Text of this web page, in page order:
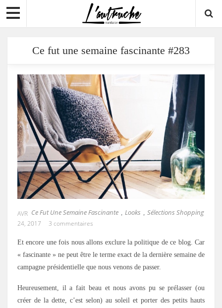
Ce fut une semaine fascinante #283
Ce Fut Une Semaine Fascinante Looks Sélections Shopping
AVR
24, 2017
3 commentaires
Et encore une fois nous allons exclure la politique de ce blog. Car
« fascinante » ne peut être le terme exact de la dernière semaine de
campagne présidentielle que nous venons de passer.
Heureusement, il a fait beau et nous avons pu se prélasser (ou
créer de la dette, c’est selon) au soleil et porter des petits hauts